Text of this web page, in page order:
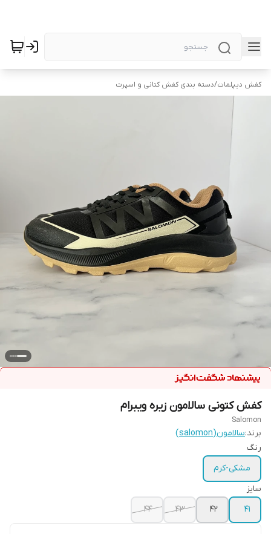
کفش دیپلمات/دسته بندی کفش کتانی و اسپرت
کفش کتونی سالامون زیره ویبرام
Salomon
برند:سالامون(salomon)
رنگ
مشکی-کرم
سایز
41
42
43
44